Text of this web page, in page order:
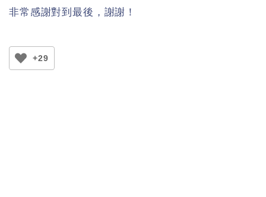
非常感謝對到最後，謝謝！
+29